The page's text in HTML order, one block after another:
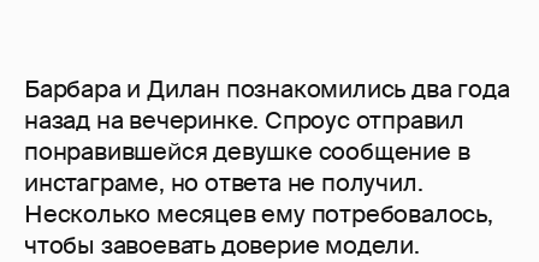
Барбара и Дилан познакомились два года
назад на вечеринке. Спроус отправил
понравившейся девушке сообщение в
инстаграме, но ответа не получил.
Несколько месяцев ему потребовалось,
чтобы завоевать доверие модели.